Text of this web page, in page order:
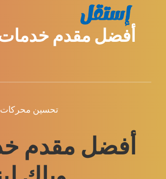
أفضل مقدم خدمات
تحسين
أفضل مقدم